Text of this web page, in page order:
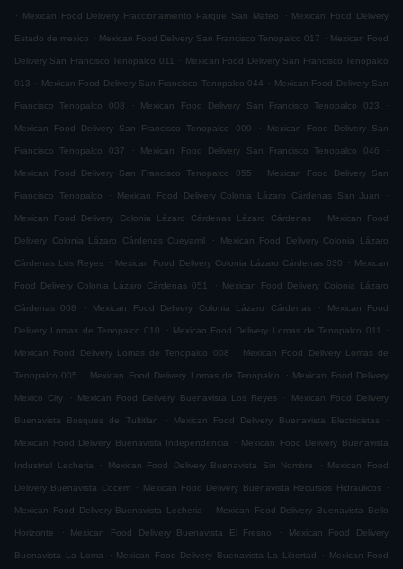
.
Mexican Food Delivery Fraccionamiento Parque San Mateo . Mexican Food Delivery
Estado de mexico . Mexican Food Delivery San Francisco Tenopalco 017 . Mexican Food
Delivery San Francisco Tenopalco 011 . Mexican Food Delivery San Francisco Tenopalco
013 . Mexican Food Delivery San Francisco Tenopalco 044 . Mexican Food Delivery San
Francisco Tenopalco 008 . Mexican Food Delivery San Francisco Tenopalco 023 .
Mexican Food Delivery San Francisco Tenopalco 009 . Mexican Food Delivery San
Francisco Tenopalco 037 . Mexican Food Delivery San Francisco Tenopalco 046 .
Mexican Food Delivery San Francisco Tenopalco 055 . Mexican Food Delivery San
Francisco Tenopalco . Mexican Food Delivery Colonia Lázaro Cárdenas San Juan .
Mexican Food Delivery Colonia Lázaro Cárdenas Lázaro Cárdenas . Mexican Food
Delivery Colonia Lázaro Cárdenas Cueyamil . Mexican Food Delivery Colonia Lázaro
Cárdenas Los Reyes . Mexican Food Delivery Colonia Lázaro Cárdenas 030 . Mexican
Food Delivery Colonia Lázaro Cárdenas 051 . Mexican Food Delivery Colonia Lázaro
Cárdenas 008 . Mexican Food Delivery Colonia Lázaro Cárdenas . Mexican Food
Delivery Lomas de Tenopalco 010 . Mexican Food Delivery Lomas de Tenopalco 011 .
Mexican Food Delivery Lomas de Tenopalco 008 . Mexican Food Delivery Lomas de
Tenopalco 005 . Mexican Food Delivery Lomas de Tenopalco . Mexican Food Delivery
Mexico City . Mexican Food Delivery Buenavista Los Reyes . Mexican Food Delivery
Buenavista Bosques de Tultitlan . Mexican Food Delivery Buenavista Electricistas .
Mexican Food Delivery Buenavista Independencia . Mexican Food Delivery Buenavista
Industrial Lecheria . Mexican Food Delivery Buenavista Sin Nombre . Mexican Food
Delivery Buenavista Cocem . Mexican Food Delivery Buenavista Recursos Hidraulicos .
Mexican Food Delivery Buenavista Lecheria . Mexican Food Delivery Buenavista Bello
Horizonte . Mexican Food Delivery Buenavista El Fresno . Mexican Food Delivery
Buenavista La Loma . Mexican Food Delivery Buenavista La Libertad . Mexican Food